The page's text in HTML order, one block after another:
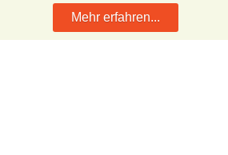
Mehr erfahren...